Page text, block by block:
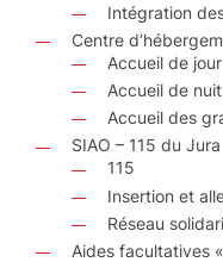
Intégration
Centre
Accueil de jour
Accueil de nuit
Accueil des
SIAO – 115 du Jura
115
Insertion et
Réseau
Aides facultatives